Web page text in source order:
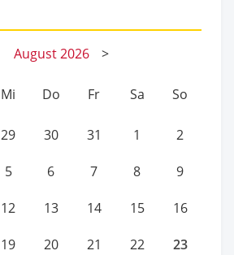
August2026 >
Mi Do Fr Sa So
29 30 31 1 2
5 6 7 8 9
12 13 14 15 16
19 20 21 22 23